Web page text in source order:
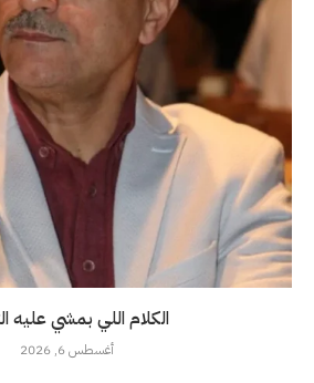
الكلام اللي بمشي عليه
أغسطس 6, 2026